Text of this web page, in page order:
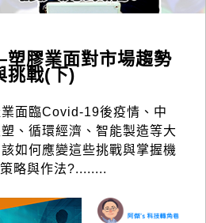
膠業面對市場趨勢
挑戰(下)
面臨Covid-19後疫情、中
、循環經濟、智能製造等大
如何應變這些挑戰與掌握機
略與作法?........